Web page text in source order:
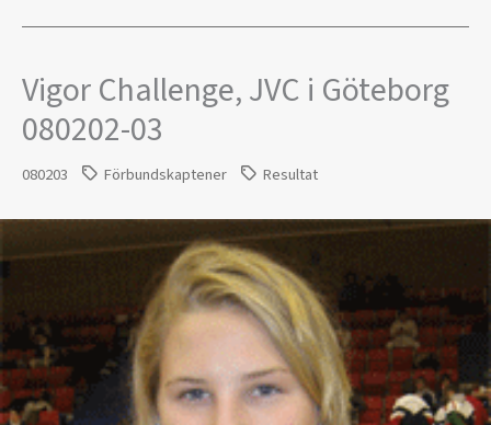
Vigor Challenge, JVC i Göteborg
080202-03
080203 Förbundskaptener Resultat